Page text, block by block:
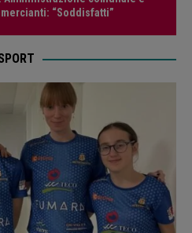
“Soddisfatti”